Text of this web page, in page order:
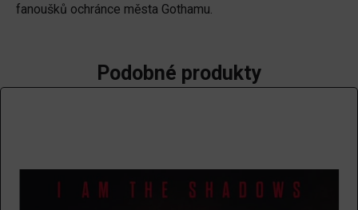
fanoušků ochránce města Gothamu.
Podobné produkty